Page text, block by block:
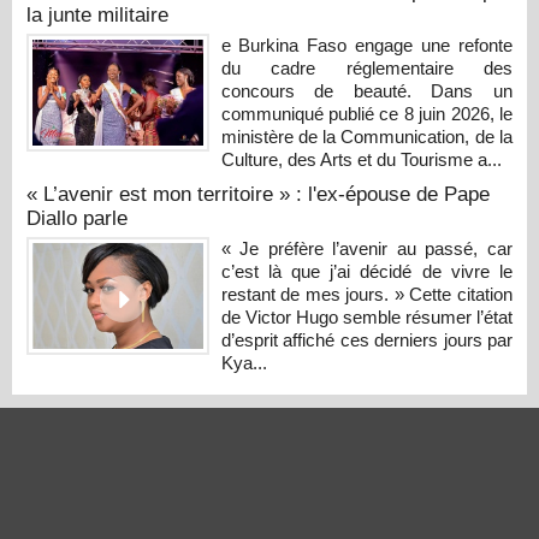
la junte militaire
e Burkina Faso engage une refonte
du cadre réglementaire des
concours de beauté. Dans un
communiqué publié ce 8 juin 2026, le
ministère de la Communication, de la
Culture, des Arts et du Tourisme a...
« L’avenir est mon territoire » : l'ex-épouse de Pape
Diallo parle
« Je préfère l’avenir au passé, car
c’est là que j’ai décidé de vivre le
restant de mes jours. » Cette citation
de Victor Hugo semble résumer l’état
d’esprit affiché ces derniers jours par
Kya...